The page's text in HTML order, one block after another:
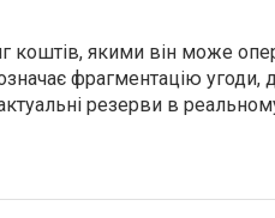
коштів, якими він може
фрагментацію угоди,
резерви в